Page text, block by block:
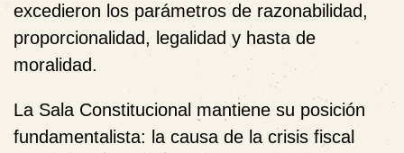
excedieron los parámetros de razonabilidad,
proporcionalidad, legalidad y hasta de
moralidad.
La Sala Constitucional mantiene su posición
fundamentalista: la causa de la crisis fiscal